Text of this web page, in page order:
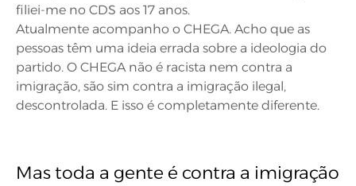
filiei-me no CDS aos 17 anos.
Atualmente acompanho o CHEGA. Acho que as
pessoas têm uma ideia errada sobre a ideologia do
partido. O CHEGA não é racista nem contra a
imigração, são sim contra a imigração ilegal,
descontrolada. E isso é completamente diferente.
Mas toda a gente é contra a imigração